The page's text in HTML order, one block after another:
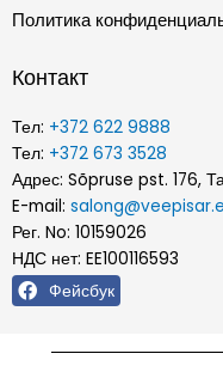
Политика
Контакт
Тел: +372 622 9888
Тел: +372 673 3528
Адрес: Sõpruse pst. 176,
E-mail:
Рег. No: 10159026
НДС нет: EE100116593
Фейсбук